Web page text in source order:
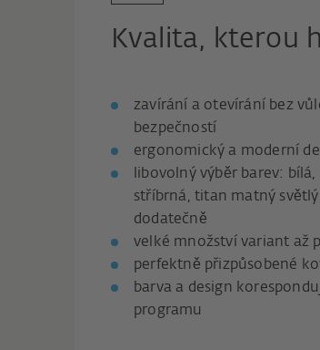
Kvalita, kterou
zavírání a otevírání bez
bezpečností
ergonomický a moderní
libovolný výběr barev:
stříbrná, titan matný
dodatečně
velké množství variant až
perfektně přizpůsobené
barva a design
programu